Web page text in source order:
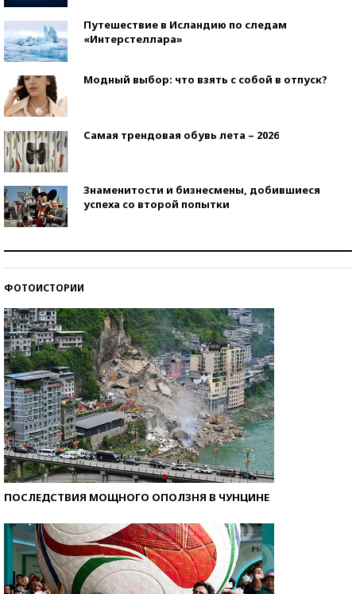
Путешествие в Исландию по следам
«Интерстеллара»
Модный выбор: что взять с собой в отпуск?
Самая трендовая обувь лета – 2026
Знаменитости и бизнесмены, добившиеся
успеха со второй попытки
ФОТОИСТОРИИ
ПОСЛЕДСТВИЯ МОЩНОГО ОПОЛЗНЯ В ЧУНЦИНЕ